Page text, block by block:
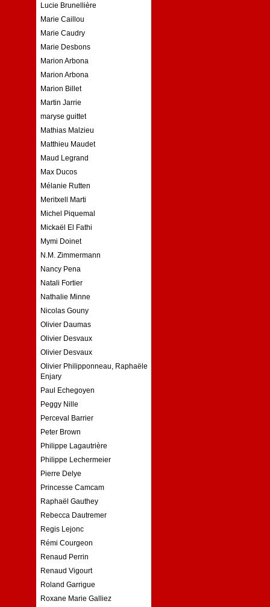
Lucie Brunellière
Marie Caillou
Marie Caudry
Marie Desbons
Marion Arbona
Marion Arbona
Marion Billet
Martin Jarrie
maryse guittet
Mathias Malzieu
Matthieu Maudet
Maud Legrand
Max Ducos
Mélanie Rutten
Meritxell Marti
Michel Piquemal
Mickaël El Fathi
Mymi Doinet
N.M. Zimmermann
Nancy Pena
Natali Fortier
Nathalie Minne
Nicolas Gouny
Olivier Daumas
Olivier Desvaux
Olivier Desvaux
Olivier Philipponneau, Raphaële
Enjary
Paul Echegoyen
Peggy Nille
Perceval Barrier
Peter Brown
Philippe Lagautrière
Philippe Lechermeier
Pierre Delye
Princesse Camcam
Raphaël Gauthey
Rebecca Dautremer
Regis Lejonc
Rémi Courgeon
Renaud Perrin
Renaud Vigourt
Roland Garrigue
Roxane Marie Galliez